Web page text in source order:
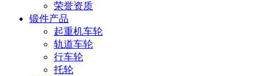
荣誉资质
锻件产品
起重机车轮
轨道车轮
行车轮
托轮